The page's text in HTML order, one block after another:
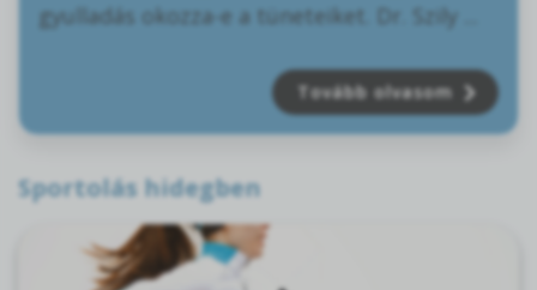
gyulladás okozza-e a tüneteiket. Dr. Szily ...
Tovább olvasom
Sportolás hidegben